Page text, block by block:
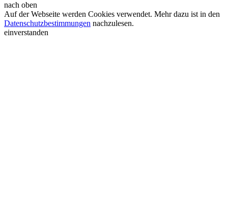
nach oben
Auf der Webseite werden Cookies verwendet. Mehr dazu ist in den
Datenschutzbestimmungen nachzulesen.
einverstanden